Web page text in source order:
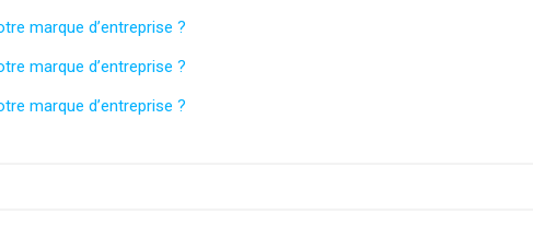
marque d’entreprise ?
marque d’entreprise ?
marque d’entreprise ?